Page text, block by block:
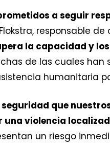
a seguir
responsable de
la capacidad y
de las cuales
humanitaria
que
una violencia
un riesgo